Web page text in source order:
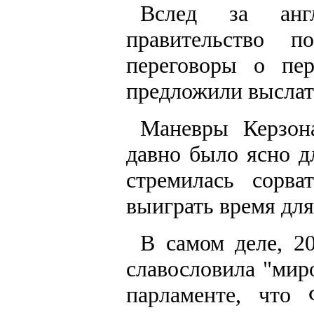
Вслед за
правительство
переговоры о
предложили
Маневры
давно было ясно
стремилась
выиграть время
В самом деле,
славословила
парламенте, что